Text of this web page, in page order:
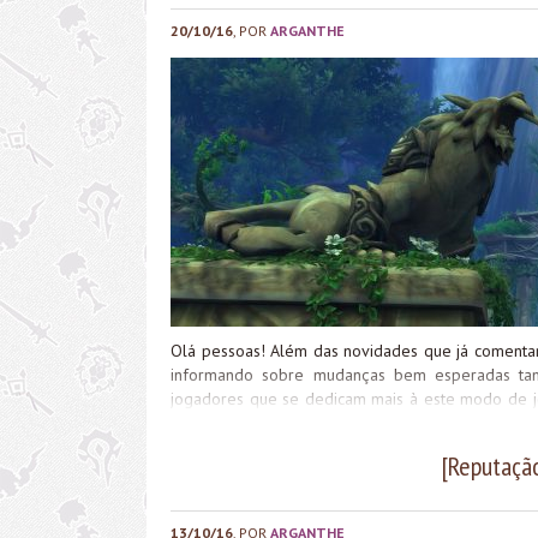
semana. Veja no mapa abaixo a localização
de cada um deles. Capítulo 1 – Domingo Fendas...
20/10/16 , POR ARGANTHE
Olá pessoas! Além das novidades que já
informando sobre mudanças bem esperadas
jogadores que se dedicam mais à este modo de
da novidade? Bom restinho de semana!
13/10/16 , POR ARGANTHE